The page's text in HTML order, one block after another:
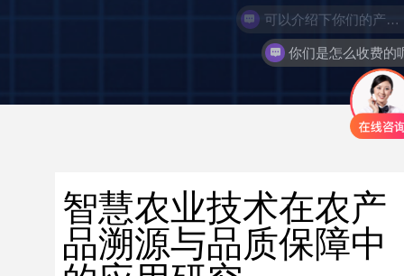
智慧农业技术在农产
品溯源与品质保障中
你们是怎么收费的